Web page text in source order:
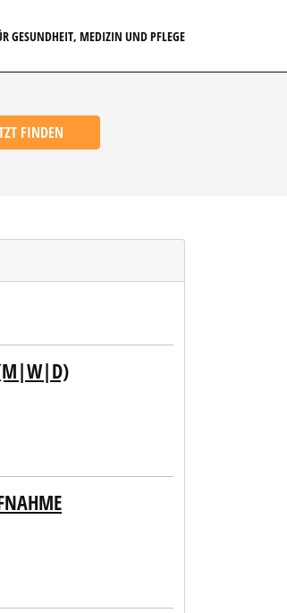
GESUNDHEIT, MEDIZIN UND PFLEGE
FINDEN
(M|W|D)